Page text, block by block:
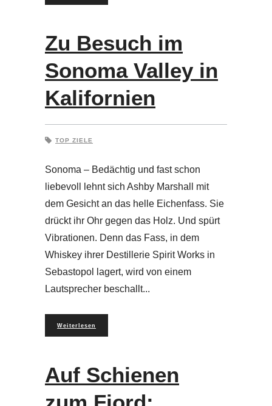
Zu Besuch im
Sonoma Valley in
Kalifornien
TOP ZIELE
Sonoma – Bedächtig und fast schon
liebevoll lehnt sich Ashby Marshall mit
dem Gesicht an das helle Eichenfass. Sie
drückt ihr Ohr gegen das Holz. Und spürt
Vibrationen. Denn das Fass, in dem
Whiskey ihrer Destillerie Spirit Works in
Sebastopol lagert, wird von einem
Lautsprecher beschallt
Weiterlesen
Auf Schienen